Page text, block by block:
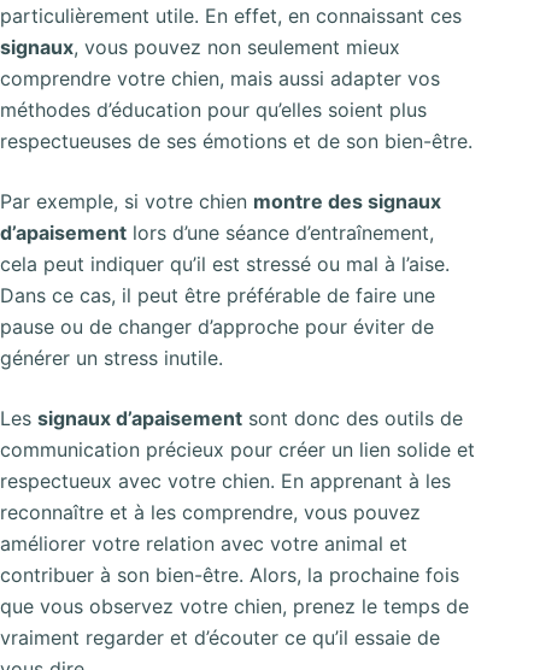
particulièrement utile. En effet, en connaissant ces
signaux, vous pouvez non seulement mieux
comprendre votre chien, mais aussi adapter vos
méthodes d’éducation pour qu’elles soient plus
respectueuses de ses émotions et de son bien-être.
Par exemple, si votre chien montre des signaux
d’apaisement lors d’une séance d’entraînement,
cela peut indiquer qu’il est stressé ou mal à l’aise.
Dans ce cas, il peut être préférable de faire une
pause ou de changer d’approche pour éviter de
générer un stress inutile.
Les signaux d’apaisement sont donc des outils de
communication précieux pour créer un lien solide et
respectueux avec votre chien. En apprenant à les
reconnaître et à les comprendre, vous pouvez
améliorer votre relation avec votre animal et
contribuer à son bien-être. Alors, la prochaine fois
que vous observez votre chien, prenez le temps de
vraiment regarder et d’écouter ce qu’il essaie de